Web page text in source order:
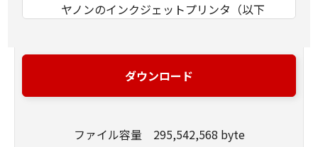
ヤノンのインクジェットプリンタ（以下
とは、「許諾ソフトウエア」をコンピュー
タの記憶媒体上にインストールすること、
と、アクセスすること、読み出すこと、も
ダウンロード
ファイル容量 295,542,568 byte